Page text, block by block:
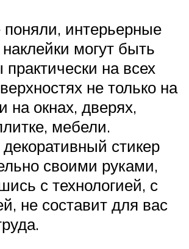
интерьерные
могут быть
на всех
не только на
на окнах, дверях,
мебели.
стикер
своими руками,
с технологией, с
не составит для вас